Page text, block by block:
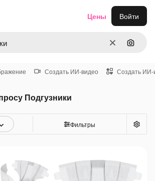
ОчиститьПоиск
Цены Войти
Создать ИИ-видео Создать ИИ-
Подгузники
Фильтры